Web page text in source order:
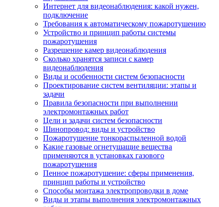
Интернет для видеонаблюдения: какой нужен,
подключение
Требования к автоматическому пожаротушению
Устройство и принцип работы системы
пожаротушения
Разрешение камер видеонаблюдения
Сколько хранятся записи с камер
видеонаблюдения
Виды и особенности систем безопасности
Проектирование систем вентиляции: этапы и
задачи
Правила безопасности при выполнении
электромонтажных работ
Цели и задачи систем безопасности
Шинопровод: виды и устройство
Пожаротушение тонкораспыленной водой
Какие газовые огнетушащие вещества
применяются в установках газового
пожаротушения
Пенное пожаротушение: сферы применения,
принцип работы и устройство
Способы монтажа электропроводки в доме
Виды и этапы выполнения электромонтажных